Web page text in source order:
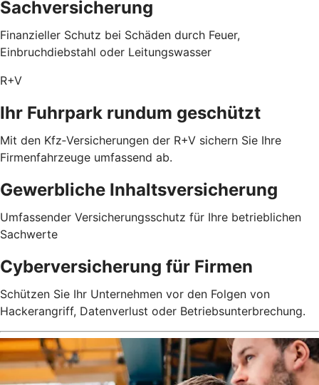
Sachversicherung
Finanzieller Schutz bei Schäden durch Feuer,
Einbruchdiebstahl oder Leitungswasser
R+V
Ihr Fuhrpark rundum geschützt
Mit den Kfz‑Versicherungen der R+V sichern Sie Ihre
Firmenfahrzeuge umfassend ab.
Gewerbliche Inhaltsversicherung
Umfassender Versicherungsschutz für Ihre betrieblichen
Sachwerte
Cyberversicherung für Firmen
Schützen Sie Ihr Unternehmen vor den Folgen von
Hackerangriff, Datenverlust oder Betriebsunterbrechung.